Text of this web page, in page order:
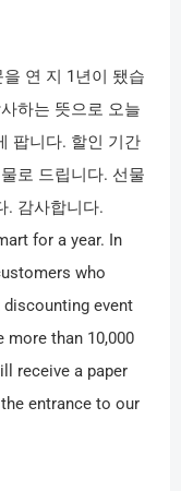
연 지 1 년이 됐습
하는 뜻으로 오늘
팝니다. 할인 기간
로 드립니다. 선물
. 감사합니다.
for a year. In
who
event
more than 10,000
receive a paper
entrance to our